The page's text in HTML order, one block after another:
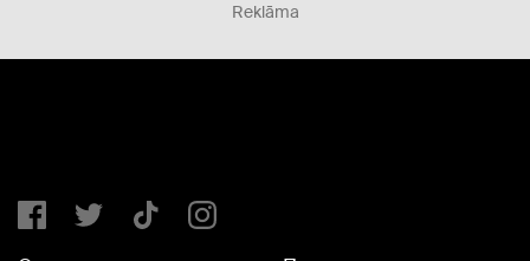
Reklāma